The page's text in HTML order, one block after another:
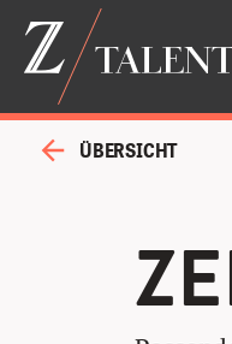
ÜBERSICHT